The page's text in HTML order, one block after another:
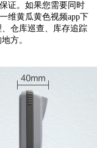
。如果您需要同时
维黄瓜黄色视频app下
、仓库巡查、库存追踪
。